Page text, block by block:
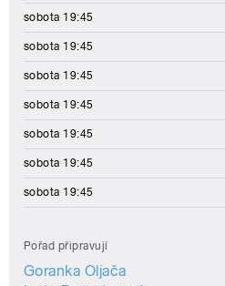
sobota 19:45
sobota 19:45
sobota 19:45
sobota 19:45
sobota 19:45
sobota 19:45
sobota 19:45
Pořad připravují
Goranka Oljača